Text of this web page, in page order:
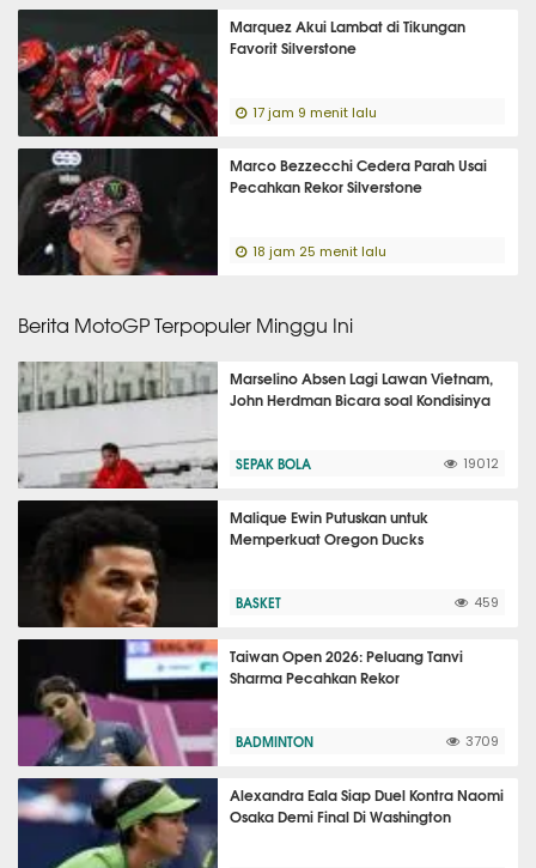
Marquez Akui Lambat di Tikungan
Favorit Silverstone
17 jam 9 menit lalu
Marco Bezzecchi Cedera Parah Usai
Pecahkan Rekor Silverstone
18 jam 25 menit lalu
Berita MotoGP Terpopuler Minggu Ini
Marselino Absen Lagi Lawan Vietnam,
John Herdman Bicara soal Kondisinya
SEPAK BOLA 19012
Malique Ewin Putuskan untuk
Memperkuat Oregon Ducks
BASKET 459
Taiwan Open 2026: Peluang Tanvi
Sharma Pecahkan Rekor
BADMINTON 3709
Alexandra Eala Siap Duel Kontra Naomi
Osaka Demi Final Di Washington